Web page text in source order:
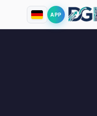
APP